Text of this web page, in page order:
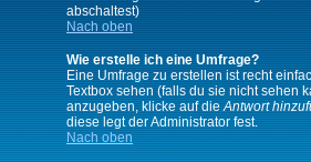
abschaltest)
Nach oben
Wie erstelle ich eine Umfrage?
Eine Umfrage zu erstellen ist recht
Textbox sehen (falls du sie nicht sehen
anzugeben, klicke auf dieAntwort
diese legt der Administrator fest.
Nach oben